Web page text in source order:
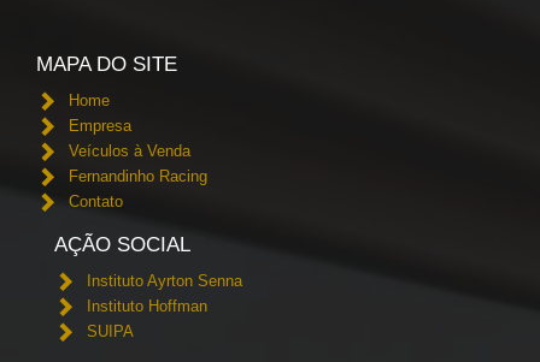
MAPA DO SITE
Home
Empresa
Veículos à Venda
Fernandinho Racing
Contato
AÇÃO SOCIAL
Instituto Ayrton Senna
Instituto Hoffman
SUIPA